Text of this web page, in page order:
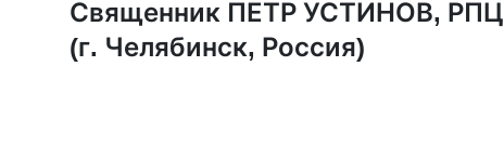
Священник ПЕТР УСТИНОВ, РПЦ
(г. Челябинск, Россия)